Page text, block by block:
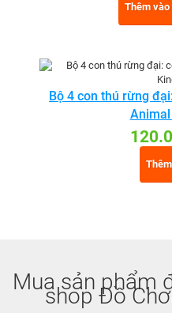
Thêm vào
Bộ 4 con thú rừng
Mua sản phẩm
shop Đồ